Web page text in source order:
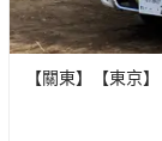
【關東】【東京